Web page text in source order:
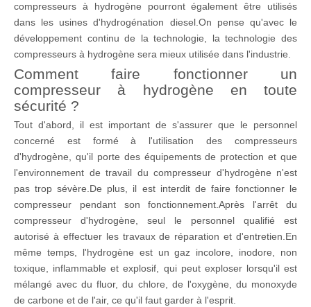
compresseurs à hydrogène pourront également être utilisés
dans les usines d'hydrogénation diesel.On pense qu'avec le
développement continu de la technologie, la technologie des
compresseurs à hydrogène sera mieux utilisée dans l'industrie.
Comment faire fonctionner un
compresseur à hydrogène en toute
sécurité ?
Tout d'abord, il est important de s'assurer que le personnel
concerné est formé à l'utilisation des compresseurs
d'hydrogène, qu'il porte des équipements de protection et que
l'environnement de travail du compresseur d'hydrogène n'est
pas trop sévère.De plus, il est interdit de faire fonctionner le
compresseur pendant son fonctionnement.Après l'arrêt du
compresseur d'hydrogène, seul le personnel qualifié est
autorisé à effectuer les travaux de réparation et d'entretien.En
même temps, l'hydrogène est un gaz incolore, inodore, non
toxique, inflammable et explosif, qui peut exploser lorsqu'il est
mélangé avec du fluor, du chlore, de l'oxygène, du monoxyde
de carbone et de l'air, ce qu'il faut garder à l'esprit.